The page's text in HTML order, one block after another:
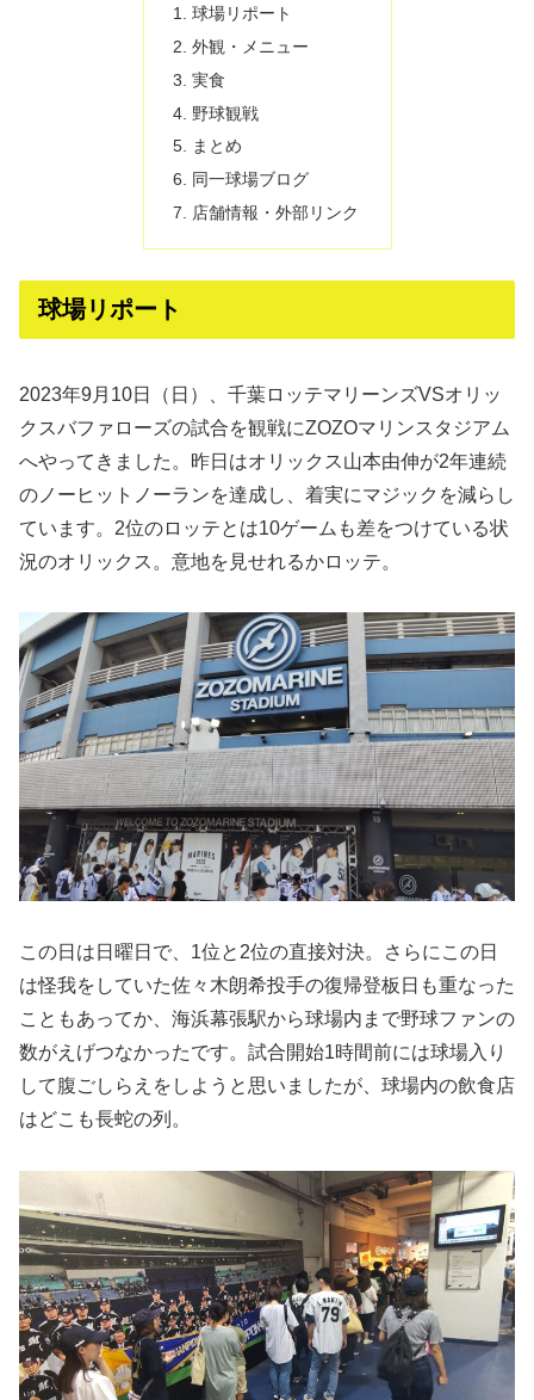
球場リポート
外観・メニュー
実食
野球観戦
まとめ
同一球場ブログ
店舗情報・外部リンク
球場リポート
2023年9月10日（日）、千葉ロッテマリーンズVSオリッ
クスバファローズの試合を観戦にZOZOマリンスタジアム
へやってきました。昨日はオリックス山本由伸が2年連続
のノーヒットノーランを達成し、着実にマジックを減らし
ています。2位のロッテとは10ゲームも差をつけている状
況のオリックス。意地を見せれるかロッテ。
この日は日曜日で、1位と2位の直接対決。さらにこの日
は怪我をしていた佐々木朗希投手の復帰登板日も重なった
こともあってか、海浜幕張駅から球場内まで野球ファンの
数がえげつなかったです。試合開始1時間前には球場入り
して腹ごしらえをしようと思いましたが、球場内の飲食店
はどこも長蛇の列。